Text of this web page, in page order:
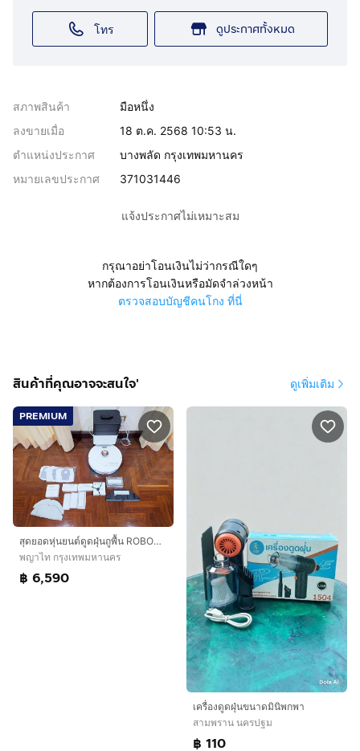
โทร ดูประกาศทั้งหมด
สภาพสินค้า
มือหนึ่ง
ลงขายเมื่อ
18 ต.ค. 2568 10:53 น.
ตำแหน่งประกาศ
บางพลัด กรุงเทพมหานคร
หมายเลขประกาศ
371031446
แจ้งประกาศไม่เหมาะสม
กรุณาอย่าโอนเงินไม่ว่ากรณีใดๆ
หากต้องการโอนเงินหรือมัดจำล่วงหน้า
ตรวจสอบบัญชีคนโกง ที่นี่
สินค้าที่คุณอาจจะสนใจ' ดูเพิ่มเติม
PREMIUM
สุดยอดหุ่นยนต์ดูดฝุ่นถูพื้น ROBOROCK S8+ แปรงปัดคู่ มี Dock ดูดฝุ่น รุ่นนี้เป็นรุ่นสุดท้ายสร้างชื่อที่ใช้ดีมากๆ ซื้อมาเกือบสามหมื่น ขายถูก
พญาไท กรุงเทพมหานคร
฿ 6,590
เครื่องดูดฝุ่นขนาดมินิพกพา
สามพราน นครปฐม
฿ 110